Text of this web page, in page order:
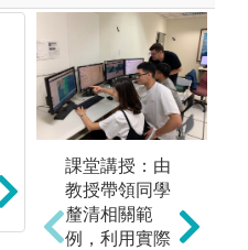
2. 專題實驗與
實作：學生於
實驗室進行相
關實驗，並在
課堂講授：由
教授帶領同學
釐清相關範
例，利用實際